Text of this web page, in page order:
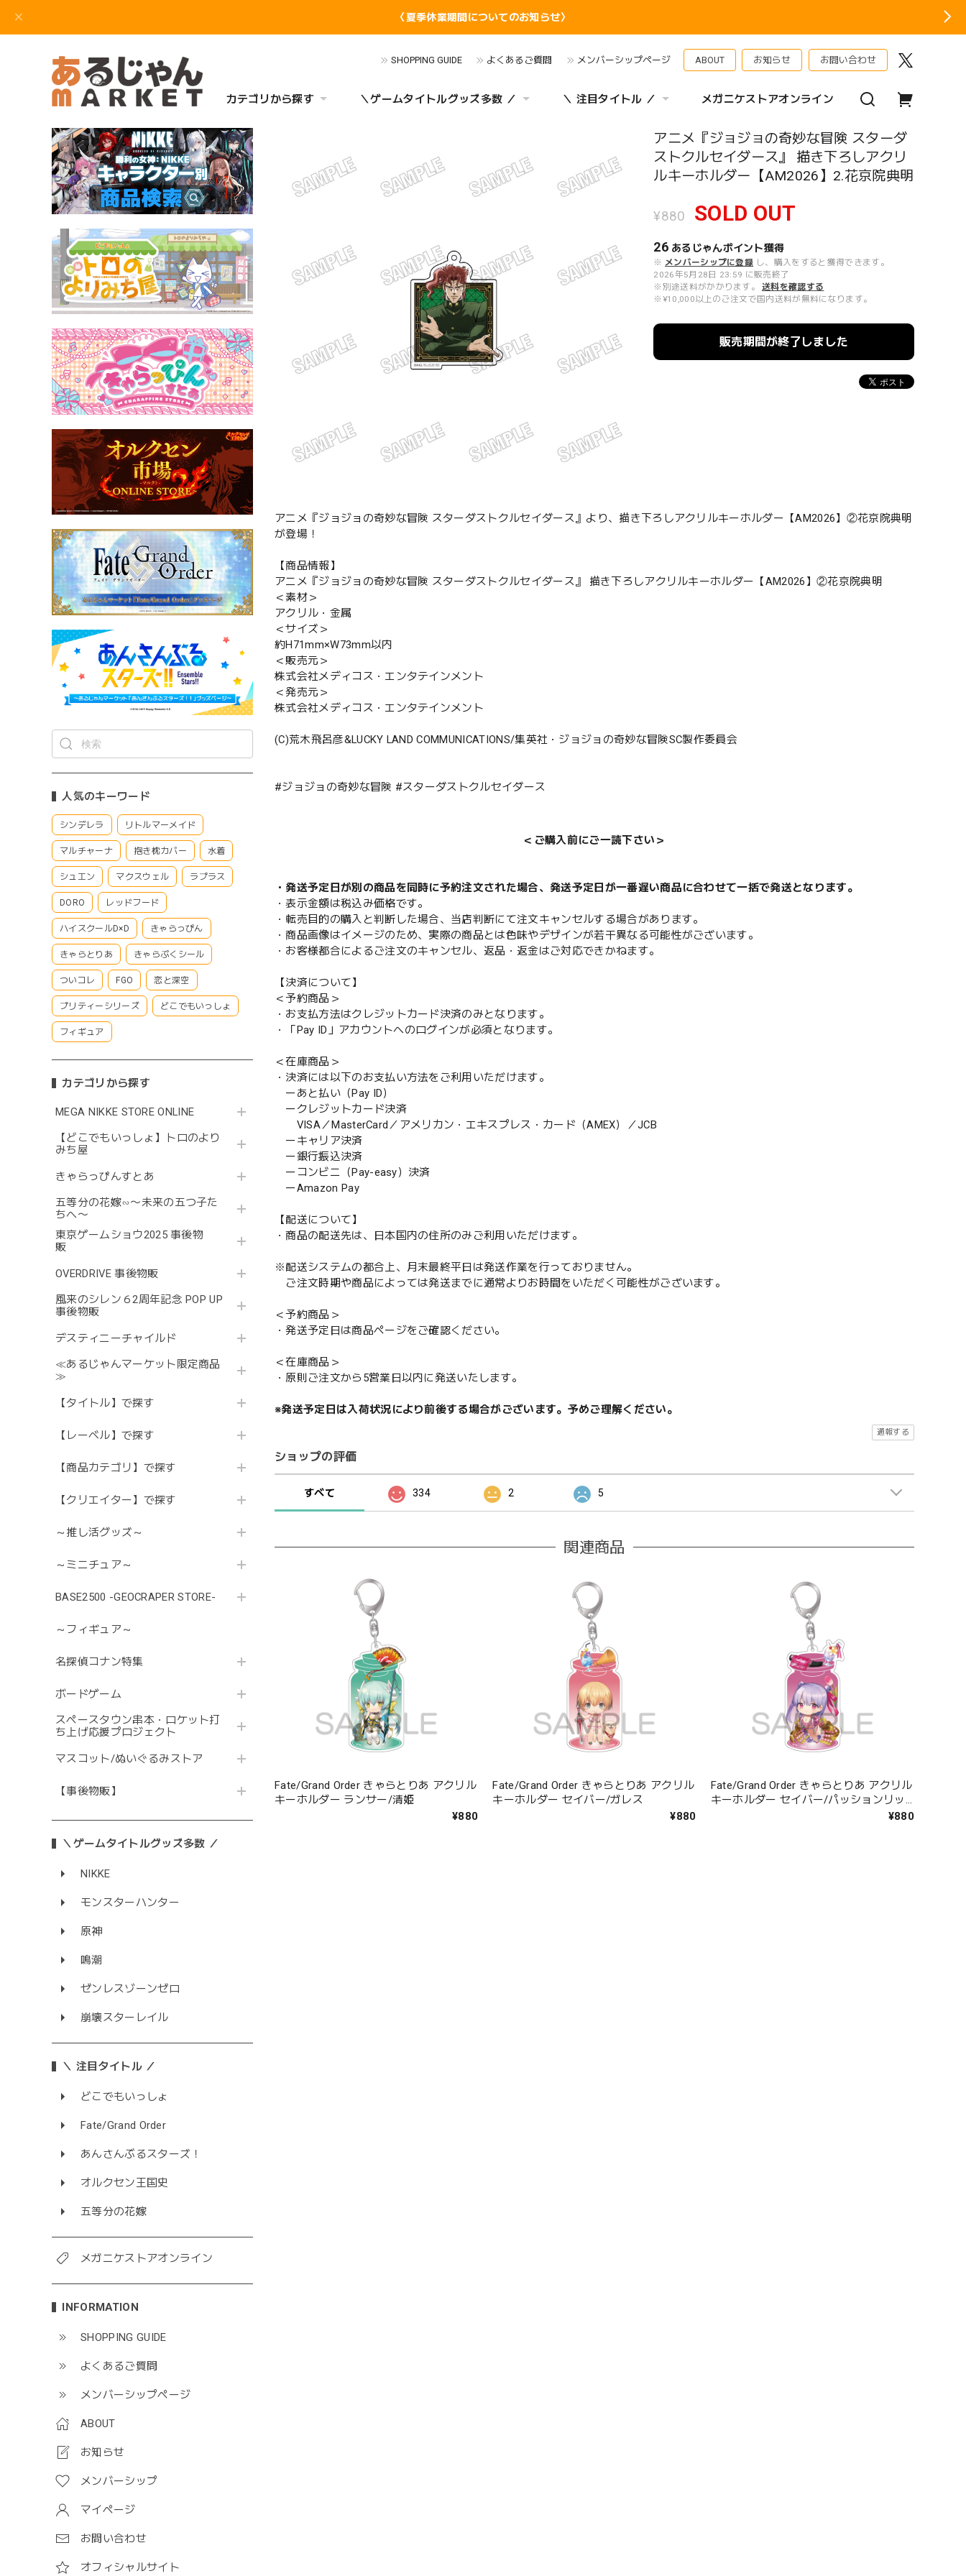
〈夏季休業期間についてのお知らせ〉
SHOPPING GUIDE よくあるご質問 メンバーシップページ ABOUT お知らせ お問い合わせ
カテゴリから探す ＼ゲームタイトルグッズ多数 ／ ＼ 注目タイトル ／ メガニケストアオンライン
人気のキーワード
シンデレラ リトルマーメイド
マルチャーナ 抱き枕カバー 水着
シュエン マクスウェル ラプラス
DORO レッドフード
ハイスクールD×D きゃらっぴん
きゃらとりあ きゃらぷくシール
ついコレ FGO 恋と深空
プリティーシリーズ どこでもいっしょ
フィギュア
カテゴリから探す
MEGA NIKKE STORE ONLINE
【どこでもいっしょ】トロのより
みち屋
きゃらっぴんすとあ
五等分の花嫁∽〜未来の五つ子た
ちへ〜
東京ゲームショウ2025 事後物
販
OVERDRIVE 事後物販
風来のシレン６2周年記念 POP UP
事後物販
デスティニーチャイルド
≪あるじゃんマーケット限定商品
≫
【タイトル】で探す
【レーベル】で探す
【商品カテゴリ】で探す
【クリエイター】で探す
～推し活グッズ～
～ミニチュア～
BASE2500 -GEOCRAPER STORE-
～フィギュア～
名探偵コナン特集
ボードゲーム
スペースタウン串本・ロケット打
ち上げ応援プロジェクト
マスコット/ぬいぐるみストア
【事後物販】
＼ゲームタイトルグッズ多数 ／
NIKKE
モンスターハンター
原神
鳴潮
ゼンレスゾーンゼロ
崩壊スターレイル
＼ 注目タイトル ／
どこでもいっしょ
Fate/Grand Order
あんさんぶるスターズ！
オルクセン王国史
五等分の花嫁
メガニケストアオンライン
INFORMATION
SHOPPING GUIDE
よくあるご質問
メンバーシップページ
ABOUT
お知らせ
メンバーシップ
マイページ
お問い合わせ
オフィシャルサイト
アニメ『ジョジョの奇妙な冒険 スターダ
ストクルセイダース』 描き下ろしアクリ
ルキーホルダー【AM2026】2.花京院典明
¥880 SOLD OUT
26 あるじゃんポイント獲得
※ メンバーシップに登録 し、購入をすると獲得できます。
2026年5月28日 23:59 に販売終了
※別途送料がかかります。
送料を確認する
※¥10,000以上のご注文で国内送料が無料になります。
販売期間が終了しました
アニメ『ジョジョの奇妙な冒険 スターダストクルセイダース』より、描き下ろしアクリルキーホルダー【AM2026】②花京院典明
が登場！
【商品情報】
アニメ『ジョジョの奇妙な冒険 スターダストクルセイダース』 描き下ろしアクリルキーホルダー【AM2026】②花京院典明
＜素材＞
アクリル・金属
＜サイズ＞
約H71mm×W73mm以内
＜販売元＞
株式会社メディコス・エンタテインメント
＜発売元＞
株式会社メディコス・エンタテインメント
(C)荒木飛呂彦&LUCKY LAND COMMUNICATIONS/集英社・ジョジョの奇妙な冒険SC製作委員会
#ジョジョの奇妙な冒険 #スターダストクルセイダース
＜ご購入前にご一読下さい＞
・発送予定日が別の商品を同時に予約注文された場合、発送予定日が一番遅い商品に合わせて一括で発送となります。
・表示金額は税込み価格です。
・転売目的の購入と判断した場合、当店判断にて注文キャンセルする場合があります。
・商品画像はイメージのため、実際の商品とは色味やデザインが若干異なる可能性がございます。
・お客様都合によるご注文のキャンセル、返品・返金はご対応できかねます。
【決済について】
＜予約商品＞
・お支払方法はクレジットカード決済のみとなります。
・「Pay ID」アカウントへのログインが必須となります。
＜在庫商品＞
・決済には以下のお支払い方法をご利用いただけます。
ーあと払い（Pay ID）
ークレジットカード決済
VISA／MasterCard／アメリカン・エキスプレス・カード（AMEX）／JCB
ーキャリア決済
ー銀行振込決済
ーコンビニ（Pay-easy）決済
ーAmazon Pay
【配送について】
・商品の配送先は、日本国内の住所のみご利用いただけます。
※配送システムの都合上、月末最終平日は発送作業を行っておりません。
ご注文時期や商品によっては発送までに通常よりお時間をいただく可能性がございます。
＜予約商品＞
・発送予定日は商品ページをご確認ください。
＜在庫商品＞
・原則ご注文から5営業日以内に発送いたします。
※発送予定日は入荷状況により前後する場合がございます。予めご理解ください。
通報する
ショップの評価
すべて 334 2 5
関連商品
Fate/Grand Order きゃらとりあ アクリル
キーホルダー ランサー/清姫
¥880
Fate/Grand Order きゃらとりあ アクリル
キーホルダー セイバー/ガレス
¥880
Fate/Grand Order きゃらとりあ アクリル
キーホルダー セイバー/パッションリッ
¥880